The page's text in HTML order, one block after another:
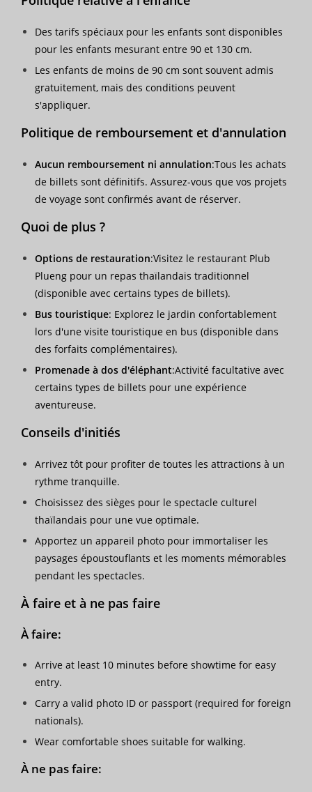
Des tarifs spéciaux pour les enfants sont disponibles
pour les enfants mesurant entre 90 et 130 cm.
Les enfants de moins de 90 cm sont souvent admis
gratuitement, mais des conditions peuvent
s'appliquer.
Politique de remboursement et d'annulation
Aucun remboursement ni annulation:Tous les achats
de billets sont définitifs. Assurez-vous que vos projets
de voyage sont confirmés avant de réserver.
Quoi de plus ?
Options de restauration:Visitez le restaurant Plub
Plueng pour un repas thaïlandais traditionnel
(disponible avec certains types de billets).
Bus touristique: Explorez le jardin confortablement
lors d'une visite touristique en bus (disponible dans
des forfaits complémentaires).
Promenade à dos d'éléphant:Activité facultative avec
certains types de billets pour une expérience
aventureuse.
Conseils d'initiés
Arrivez tôt pour profiter de toutes les attractions à un
rythme tranquille.
Choisissez des sièges pour le spectacle culturel
thaïlandais pour une vue optimale.
Apportez un appareil photo pour immortaliser les
paysages époustouflants et les moments mémorables
pendant les spectacles.
À faire et à ne pas faire
À faire:
Arrive at least 10 minutes before showtime for easy
entry.
Carry a valid photo ID or passport (required for foreign
nationals).
Wear comfortable shoes suitable for walking.
À ne pas faire: